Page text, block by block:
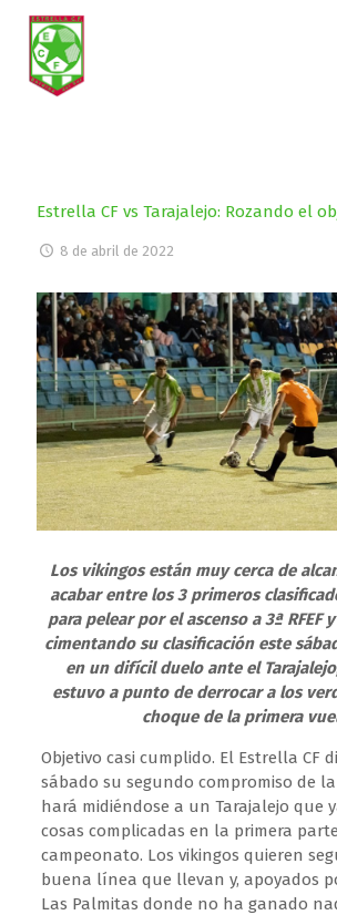
Estrella CF vs Tarajalejo: Rozando el
8 de abril de 2022
Los vikingos están muy cerca de
acabar entre los 3 primeros
para pelear por el ascenso a 3ª RFEF
cimentando su clasificación este
en un difícil duelo ante el
estuvo a punto de derrocar a los
choque de la primera
Objetivo casi cumplido. El Estrella CF
sábado su segundo compromiso de
hará midiéndose a un Tarajalejo que
cosas complicadas en la primera
campeonato. Los vikingos quieren
buena línea que llevan y, apoyados
Las Palmitas donde no ha ganado